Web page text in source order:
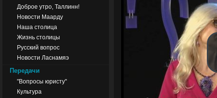
Доброе утро, Таллинн!
Новости Маарду
Наша столица
Жизнь столицы
Русский вопрос
Новости Ласнамяэ
Передачи
"Вопросы юристу"
Культура